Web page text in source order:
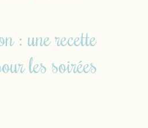
: une recette
les soirées